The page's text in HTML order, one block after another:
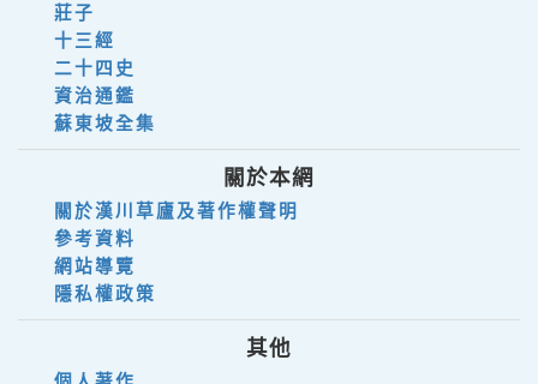
莊子
十三經
二十四史
資治通鑑
蘇東坡全集
關於本網
關於漢川草廬及著作權聲明
參考資料
網站導覽
隱私權政策
其他